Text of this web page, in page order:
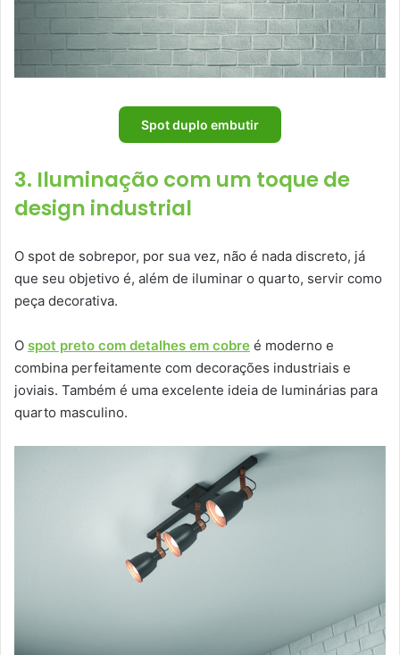
Spot duplo embutir
3. Iluminação com um toque de
design industrial
O spot de sobrepor, por sua vez, não é nada discreto, já
que seu objetivo é, além de iluminar o quarto, servir como
peça decorativa.
O spot preto com detalhes em cobre é moderno e
combina perfeitamente com decorações industriais e
joviais. Também é uma excelente ideia de luminárias para
quarto masculino.